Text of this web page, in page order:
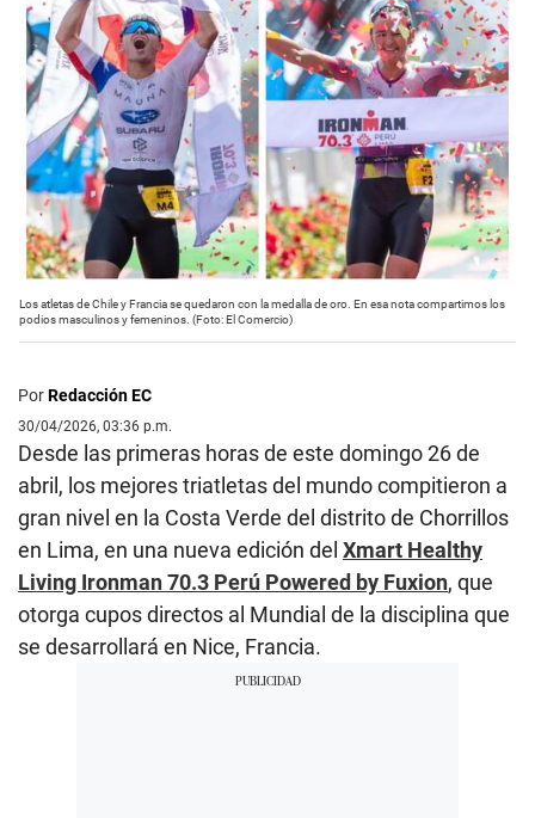
Los atletas de Chile y Francia se quedaron con la medalla de oro. En esa nota compartimos los
podios masculinos y femeninos. (Foto: El Comercio)
PorRedacción EC
30/04/2026, 03:36 p.m.
Desde las primeras horas de este domingo 26 de
abril, los mejores triatletas del mundo compitieron a
gran nivel en la Costa Verde del distrito de Chorrillos
en Lima, en una nueva edición del Xmart Healthy
Living Ironman 70.3 Perú Powered by Fuxion, que
otorga cupos directos al Mundial de la disciplina que
se desarrollará en Nice, Francia.